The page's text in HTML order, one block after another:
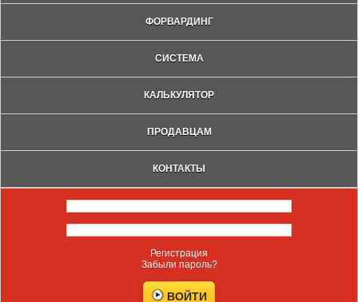
ФОРВАРДИНГ
СИСТЕМА
КАЛЬКУЛЯТОР
ПРОДАВЦАМ
КОНТАКТЫ
Регистрация
Забыли пароль?